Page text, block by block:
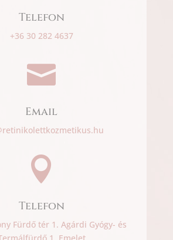
Telefon
+36 30 282 4637

Email

Telefon
Fürdő tér 1. Agárdi Gyógy- és